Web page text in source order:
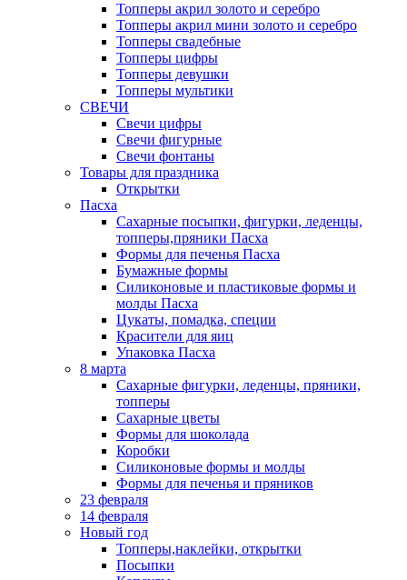
Топперы акрил золото и серебро
Топперы акрил мини золото и серебро
Топперы свадебные
Топперы цифры
Топперы девушки
Топперы мультики
СВЕЧИ
Свечи цифры
Свечи фигурные
Свечи фонтаны
Товары для праздника
Открытки
Пасха
Сахарные посыпки, фигурки, леденцы,
топперы,пряники Пасха
Формы для печенья Пасха
Бумажные формы
Силиконовые и пластиковые формы и
молды Пасха
Цукаты, помадка, специи
Красители для яиц
Упаковка Пасха
8 марта
Сахарные фигурки, леденцы, пряники,
топперы
Сахарные цветы
Формы для шоколада
Коробки
Силиконовые формы и молды
Формы для печенья и пряников
23 февраля
14 февраля
Новый год
Топперы,наклейки, открытки
Посыпки